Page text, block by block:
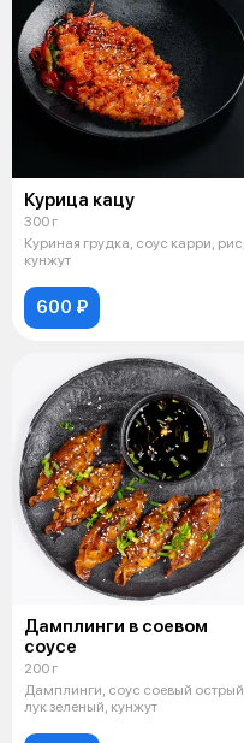
Курица кацу
300 г
Куриная грудка, соус карри, рис,
кунжут
600 ₽
Дамплинги в соевом
соусе
200 г
Дамплинги, соус соевый острый,
лук зеленый, кунжут